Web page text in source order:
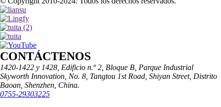
CONTÁCTENOS
1420-1422 y 1428, Edificio n.º 2, Bloque B, Parque Industrial
Skyworth Innovation, No. 8, Tangtou 1st Road, Shiyan Street, Distrito
Baoan, Shenzhen, China.
0755-29303225